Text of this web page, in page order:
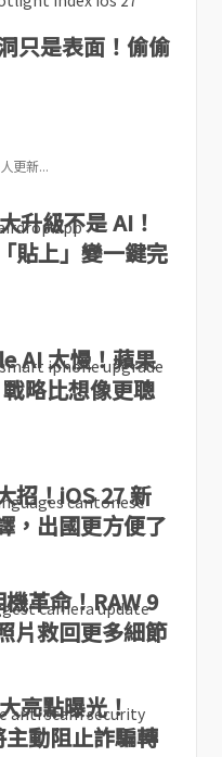
只是表面！偷偷
更新...
升級不是 AI！
貼上」變一鍵完
AI 太慢！蘋果
略比想像更聰
招！iOS 27 新
，出國更方便了
革命！RAW 9
片救回更多細節
亮點曝光！
動阻止詐騙轉